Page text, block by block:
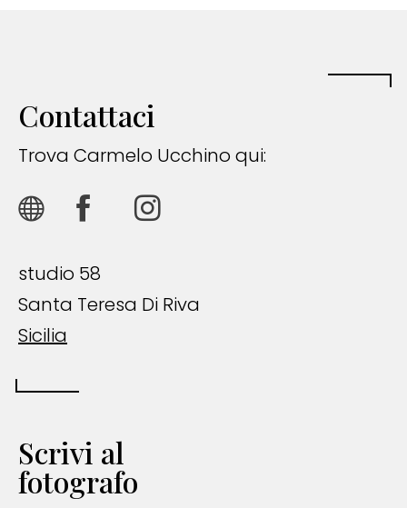
Contattaci
Trova Carmelo Ucchino qui:
studio 58
Santa Teresa Di Riva
Sicilia
Scrivi al
fotografo